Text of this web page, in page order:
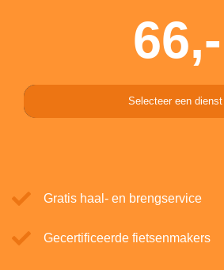
66,-
Selecteer een dienst
Gratis haal- en brengservice
Gecertificeerde fietsenmakers